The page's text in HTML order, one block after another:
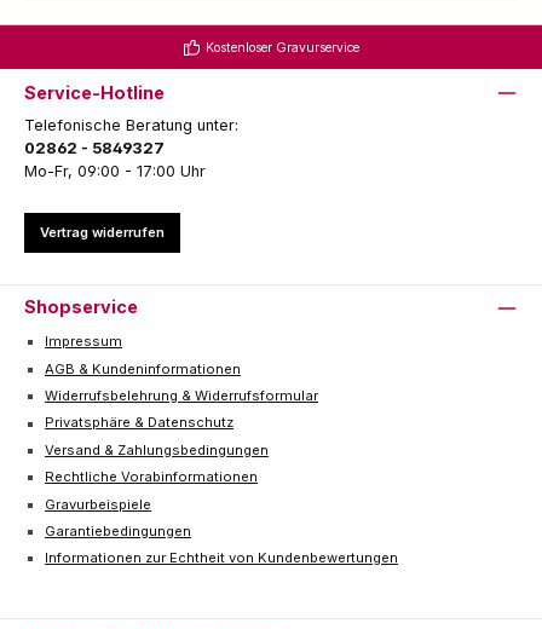
Kostenloser Gravurservice
Service-Hotline
Telefonische Beratung unter:
02862 - 5849327
Mo-Fr, 09:00 - 17:00 Uhr
Vertrag widerrufen
Shopservice
Impressum
AGB & Kundeninformationen
Widerrufsbelehrung & Widerrufsformular
Privatsphäre & Datenschutz
Versand & Zahlungsbedingungen
Rechtliche Vorabinformationen
Gravurbeispiele
Garantiebedingungen
Informationen zur Echtheit von Kundenbewertungen